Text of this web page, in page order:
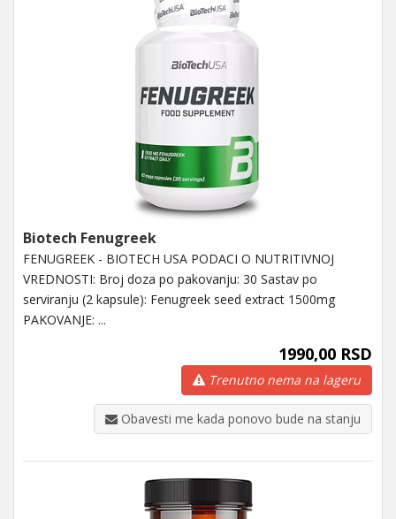
Biotech Fenugreek
FENUGREEK - BIOTECH USA PODACI O NUTRITIVNOJ
VREDNOSTI: Broj doza po pakovanju: 30 Sastav po
serviranju (2 kapsule): Fenugreek seed extract 1500mg
PAKOVANJE: ...
1990,00 RSD
Trenutno nema na lageru
Obavesti me kada ponovo bude na stanju